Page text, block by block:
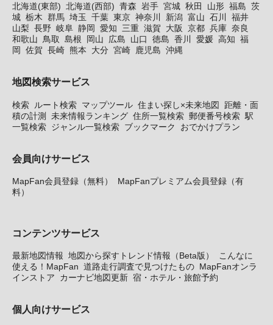
北海道(東部) 北海道(西部) 青森 岩手 宮城 秋田 山形 福島 茨
城 栃木 群馬 埼玉 千葉 東京 神奈川 新潟 富山 石川
福井
山梨 長野 岐阜 静岡 愛知 三重 滋賀 大阪 京都 兵庫 奈良
和歌山
鳥取 島根 岡山 広島 山口 徳島 香川 愛媛 高知 福
岡
佐賀 長崎 熊本 大分 宮崎 鹿児島 沖縄
地図検索サービス
検索 ルート検索 マップツール 住まい探し×未来地図
距離・面
積の計測
未来情報ランキング 住所一覧検索 郵便番号検索 駅
一覧検索 ジャンル一覧検索 ブックマーク おでかけプラン
会員向けサービス
MapFan会員登録（無料）
MapFanプレミアム会員登録（有
料）
コンテンツサービス
最新地図情報 地図から探すトレンド情報（Beta版）
こんなに
使える！MapFan 道路走行調査で見つけたもの MapFanオンラ
インストア
カーナビ地図更新 宿・ホテル・旅館予約
個人向けサービス